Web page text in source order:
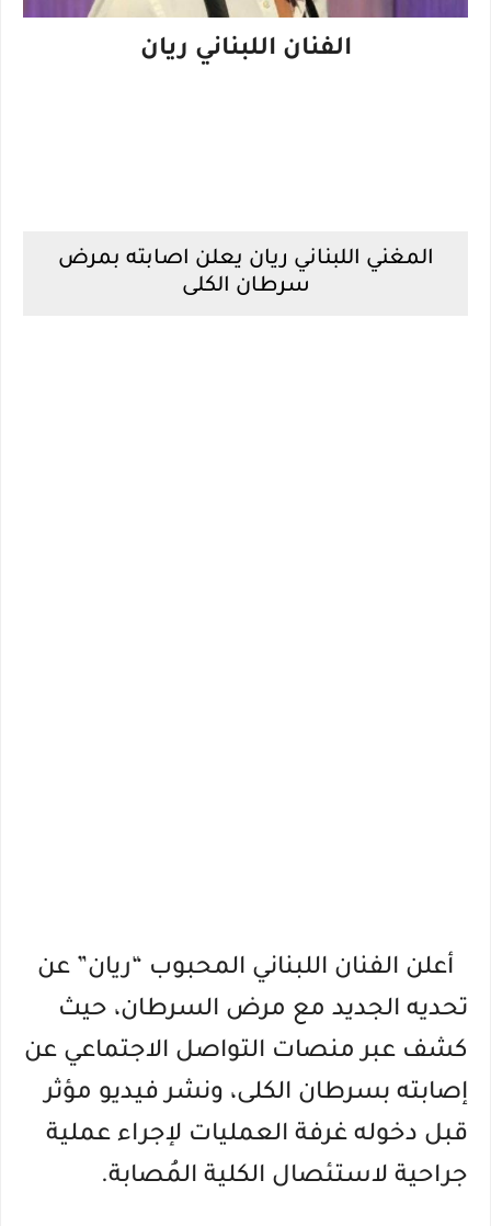
الفنان اللبناني ريان
المغني اللبناني ريان يعلن اصابته بمرض
سرطان الكلى
أعلن الفنان اللبناني المحبوب “ريان” عن
تحديه الجديد مع مرض السرطان، حيث
كشف عبر منصات التواصل الاجتماعي عن
إصابته بسرطان الكلى، ونشر فيديو مؤثر
قبل دخوله غرفة العمليات لإجراء عملية
جراحية لاستئصال الكلية المُصابة.